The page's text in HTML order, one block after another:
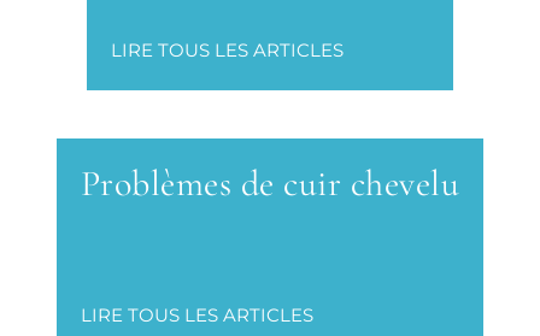
LIRE TOUS LES ARTICLES
Problèmes de cuir chevelu
LIRE TOUS LES ARTICLES